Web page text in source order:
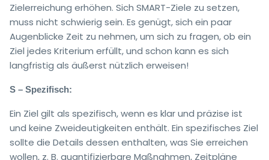
Zielerreichung erhöhen. Sich SMART-Ziele zu setzen,
muss nicht schwierig sein. Es genügt, sich ein paar
Augenblicke Zeit zu nehmen, um sich zu fragen, ob ein
Ziel jedes Kriterium erfüllt, und schon kann es sich
langfristig als äußerst nützlich erweisen!
S – Spezifisch:
Ein Ziel gilt als spezifisch, wenn es klar und präzise ist
und keine Zweideutigkeiten enthält. Ein spezifisches Ziel
sollte die Details dessen enthalten, was Sie erreichen
wollen, z. B. quantifizierbare Maßnahmen, Zeitpläne